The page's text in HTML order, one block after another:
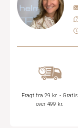
Fragt fra 29 kr. - Gratis
over 499 kr.